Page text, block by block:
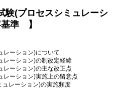
験(プロセスシミュレーシ
基準 】
レーション)について
レーション)の制改定経緯
レーション)の主な改正点
レーション)実施上の留意点
レーション)の実施頻度